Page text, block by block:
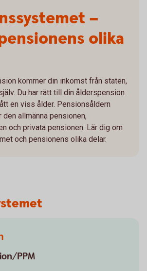
–
olika
kommer din inkomst från staten,
Du har rätt till din ålderspension
en viss ålder. Pensionsåldern
allmänna pensionen,
och privata pensionen. Lär dig om
och pensionens olika delar.
PPM